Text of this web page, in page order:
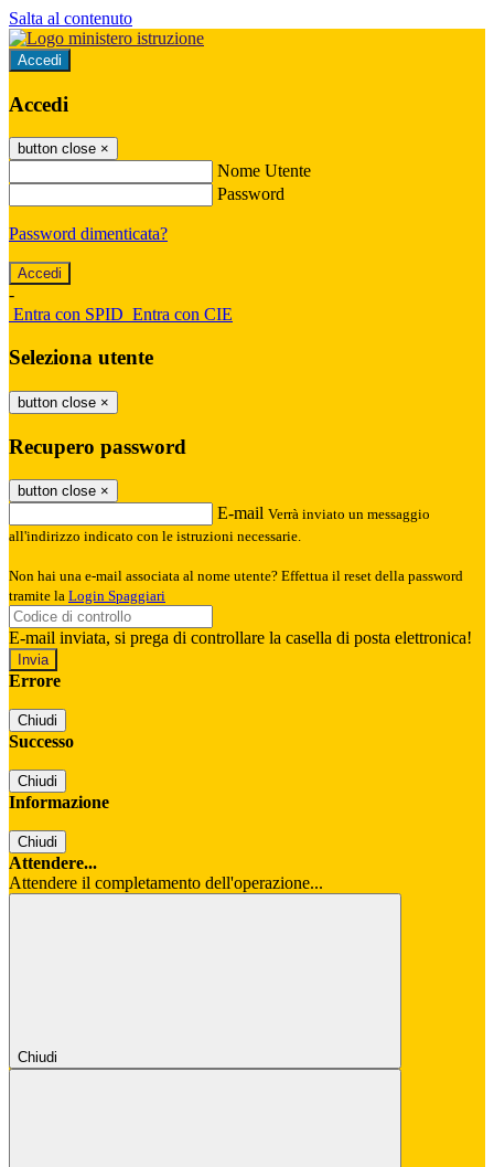
Salta al contenuto
Accedi
Accedi
button close ×
Nome Utente
Password
Password dimenticata?
-
Entra con SPID Entra con CIE
Seleziona utente
button close ×
Recupero password
button close ×
E-mail Verrà inviato un messaggio
all'indirizzo indicato con le istruzioni necessarie.
Non hai una e-mail associata al nome utente? Effettua il reset della password
tramite la Login Spaggiari
E-mail inviata, si prega di controllare la casella di posta elettronica!
Errore
Chiudi
Successo
Chiudi
Informazione
Chiudi
Attendere...
Attendere il completamento dell'operazione...
Chiudi